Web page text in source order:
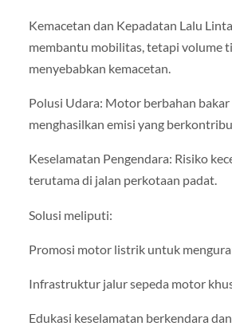
Kemacetan dan Kepadatan Lalu
membantu mobilitas, tetapi volume
menyebabkan kemacetan.
Polusi Udara: Motor berbahan bakar
menghasilkan emisi yang
Keselamatan Pengendara: Risiko
terutama di jalan perkotaan padat.
Solusi meliputi:
Promosi motor listrik untuk
Infrastruktur jalur sepeda motor
Edukasi keselamatan berkendara